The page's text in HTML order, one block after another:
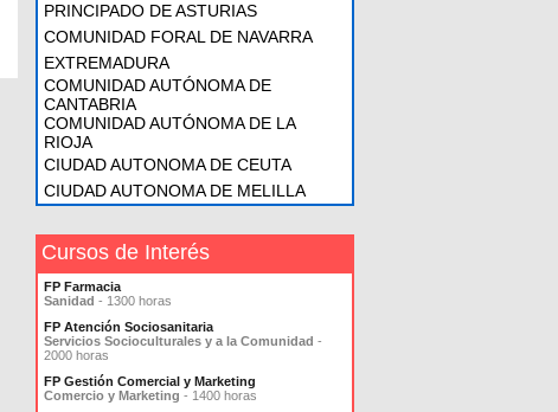
PRINCIPADO DE ASTURIAS
COMUNIDAD FORAL DE NAVARRA
EXTREMADURA
COMUNIDAD AUTÓNOMA DE
CANTABRIA
COMUNIDAD AUTÓNOMA DE LA
RIOJA
CIUDAD AUTONOMA DE CEUTA
CIUDAD AUTONOMA DE MELILLA
Cursos de Interés
FP Farmacia
Sanidad - 1300 horas
FP Atención Sociosanitaria
Servicios Socioculturales y a la Comunidad -
2000 horas
FP Gestión Comercial y Marketing
Comercio y Marketing - 1400 horas